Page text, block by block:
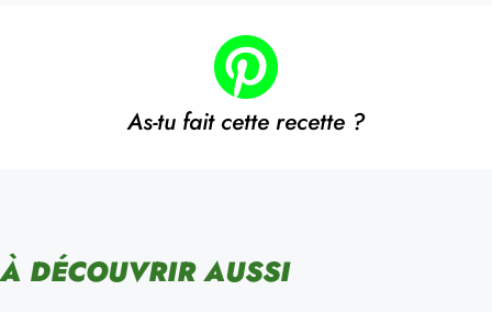
As-tu fait cette recette ?
À DÉCOUVRIR AUSSI